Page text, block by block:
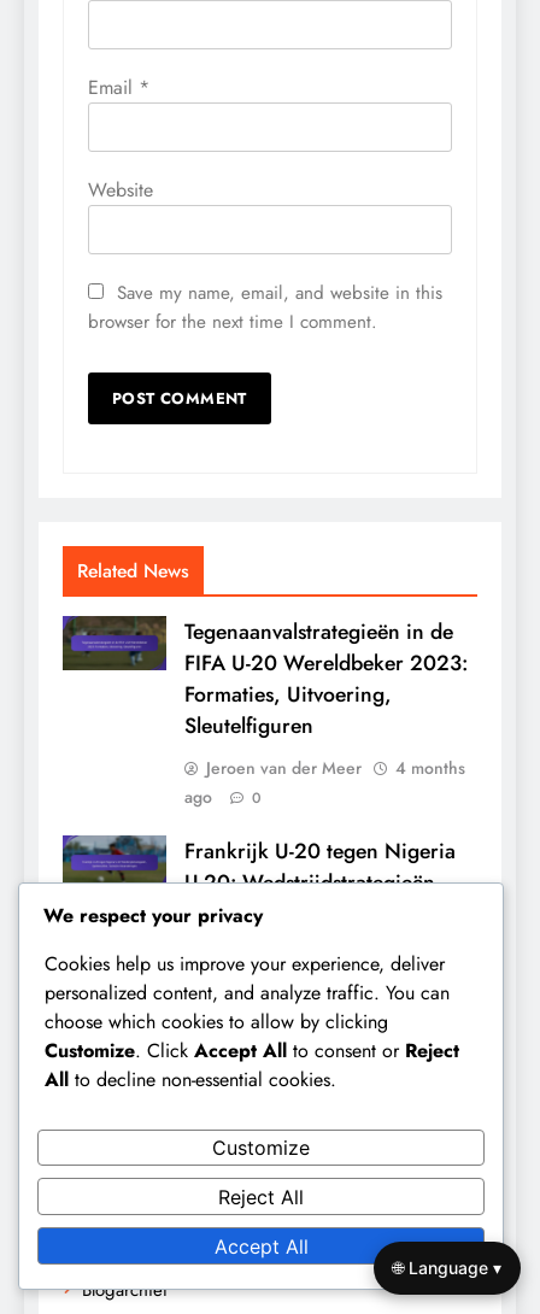
Email *
Website
Save my name, email, and website in this
browser for the next time I comment.
Related News
Tegenaanvalstrategieën in de
FIFA U-20 Wereldbeker 2023:
Formaties, Uitvoering,
Sleutelfiguren
Jeroen van der Meer
4 months
ago
0
Frankrijk U-20 tegen Nigeria
U-20: Wedstrijdstrategieën,
Spelersrollen, Tactische
Jeroen van der Meer
4 months
ago
0
Links
Neem contact met ons op
Blogarchief
We respect your privacy
Cookies help us improve your experience, deliver
personalized content, and analyze traffic. You can
choose which cookies to allow by clicking
Customize. Click Accept All to consent or Reject
All to decline non-essential cookies.
Customize
Reject All
Accept All
🌐 Language ▾